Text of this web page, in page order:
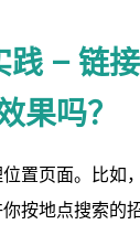
践 – 链
果吗？
置页面。比如
按地点搜索的